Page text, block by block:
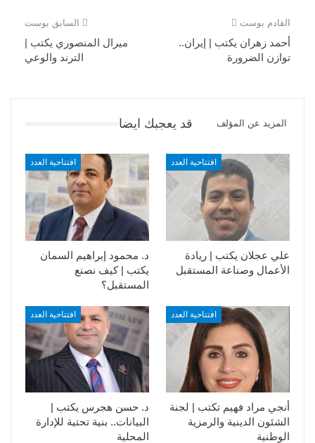
السابق بوست
ميرال المنصوري يكتب |
الترند والوعي
القادم بوست
أحمد زهران يكتب | إيران..
توازن الضرورة
قد يعجبك ايضا المزيد عن المؤلف
افتتاحية العدد
د. محمود إبراهيم السمان
يكتب | كيف نصنع
المستقبل؟
افتتاحية العدد
علي عجلان يكتب | ريادة
الأعمال وصناعة المستقبل
افتتاحية العدد
د. حسن هجرس يكتب |
البيانات.. بنية تحتية للإدارة
المحلية
افتتاحية العدد
أنجي مراد فهيم تكتب | لجنة
الشئون الدينية والرمزية
الوطنية